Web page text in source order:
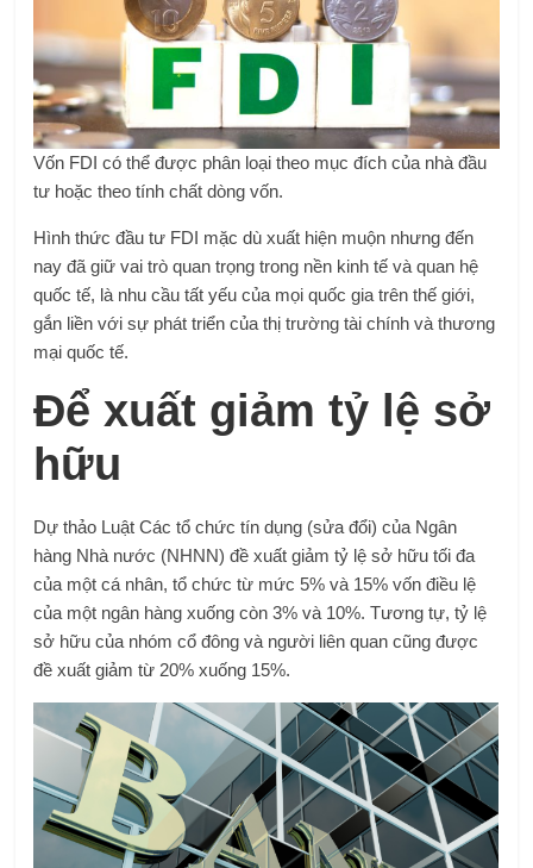
Vốn FDI có thể được phân loại theo mục đích của nhà đầu
tư hoặc theo tính chất dòng vốn.
Hình thức đầu tư FDI mặc dù xuất hiện muộn nhưng đến
nay đã giữ vai trò quan trọng trong nền kinh tế và quan hệ
quốc tế, là nhu cầu tất yếu của mọi quốc gia trên thế giới,
gắn liền với sự phát triển của thị trường tài chính và thương
mại quốc tế.
Để xuất giảm tỷ lệ sở
hữu
Dự thảo Luật Các tổ chức tín dụng (sửa đổi) của Ngân
hàng Nhà nước (NHNN) đề xuất giảm tỷ lệ sở hữu tối đa
của một cá nhân, tổ chức từ mức 5% và 15% vốn điều lệ
của một ngân hàng xuống còn 3% và 10%. Tương tự, tỷ lệ
sở hữu của nhóm cổ đông và người liên quan cũng được
đề xuất giảm từ 20% xuống 15%.